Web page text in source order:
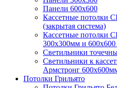
Панели 600х600
Кассетные потолки
(закрытая система)
Кассетные потолки
300х300мм и 600х600
Светильники
Светильники к
Армстронг
Потолки Грильято